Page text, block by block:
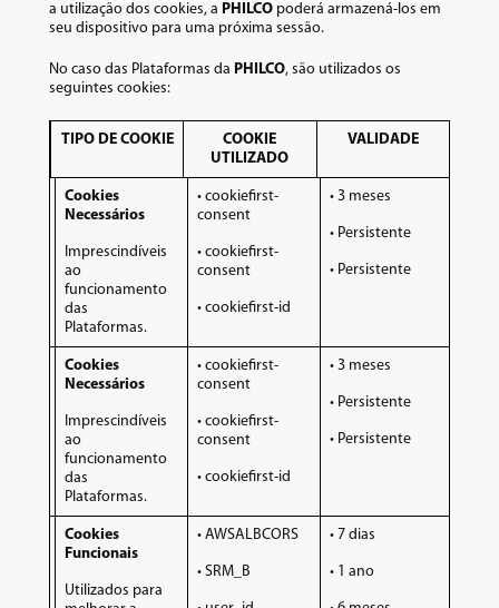
a utilização dos cookies, a PHILCO poderá armazená-los em
seu dispositivo para uma próxima sessão.
No caso das Plataformas da PHILCO, são utilizados os
seguintes cookies:
TIPO DE COOKIE
COOKIE
UTILIZADO
VALIDADE
Cookies
Necessários
Imprescindíveis
ao
funcionamento
das
Plataformas.
• cookiefirst-
consent
• cookiefirst-
consent
• cookiefirst-id
• 3 meses
• Persistente
• Persistente
Cookies
Necessários
Imprescindíveis
ao
funcionamento
das
Plataformas.
• cookiefirst-
consent
• cookiefirst-
consent
• cookiefirst-id
• 3 meses
• Persistente
• Persistente
Cookies
Funcionais
Utilizados para
• AWSALBCORS
• SRM_B
• 7 dias
• 1 ano